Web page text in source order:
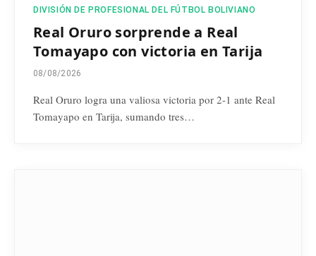
DIVISIÓN DE PROFESIONAL DEL FÚTBOL BOLIVIANO
Real Oruro sorprende a Real
Tomayapo con victoria en Tarija
08/08/2026
Real Oruro logra una valiosa victoria por 2-1 ante Real
Tomayapo en Tarija, sumando tres…